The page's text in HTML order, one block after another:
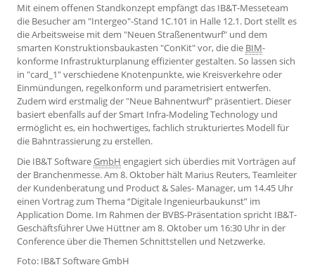
Mit einem offenen Standkonzept empfängt das IB&T-Messeteam
die Besucher am "Intergeo"-Stand 1C.101 in Halle 12.1. Dort stellt es
die Arbeitsweise mit dem "Neuen Straßenentwurf" und dem
smarten Konstruktionsbaukasten "ConKit" vor, die die BIM-
konforme Infrastrukturplanung effizienter gestalten. So lassen sich
in "card_1" verschiedene Knotenpunkte, wie Kreisverkehre oder
Einmündungen, regelkonform und parametrisiert entwerfen.
Zudem wird erstmalig der "Neue Bahnentwurf" präsentiert. Dieser
basiert ebenfalls auf der Smart Infra-Modeling Technology und
ermöglicht es, ein hochwertiges, fachlich strukturiertes Modell für
die Bahntrassierung zu erstellen.
Die IB&T SoftwareGmbH engagiert sich überdies mit Vorträgen auf
der Branchenmesse. Am 8. Oktober hält Marius Reuters, Teamleiter
der Kundenberatung und Product & Sales- Manager, um 14.45 Uhr
einen Vortrag zum Thema “Digitale Ingenieurbaukunst” im
Application Dome. Im Rahmen der BVBS-Präsentation spricht IB&T-
Geschäftsführer Uwe Hüttner am 8. Oktober um 16:30 Uhr in der
Conference über die Themen Schnittstellen und Netzwerke.
Foto: IB&T Software GmbH